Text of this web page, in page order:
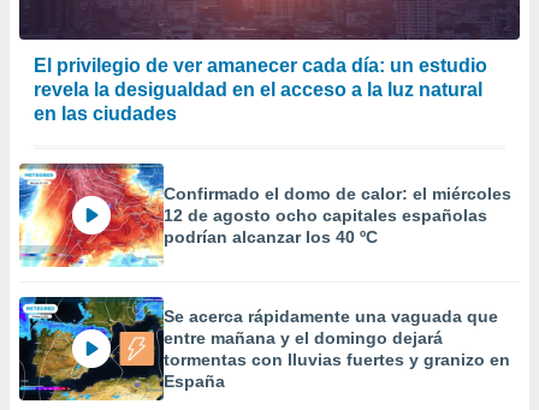
El privilegio de ver amanecer cada día: un estudio
revela la desigualdad en el acceso a la luz natural
en las ciudades
Confirmado el domo de calor: el miércoles
12 de agosto ocho capitales españolas
podrían alcanzar los 40 ºC
Se acerca rápidamente una vaguada que
entre mañana y el domingo dejará
tormentas con lluvias fuertes y granizo en
España